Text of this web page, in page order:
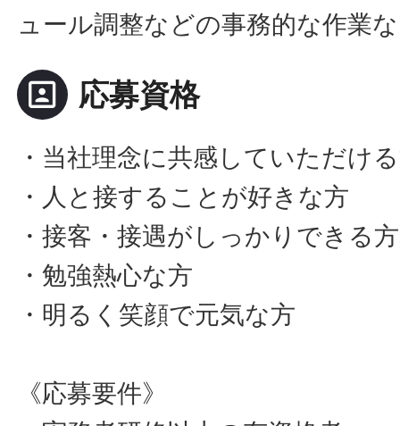
ュール調整などの事務的な作業
portrait 応募資格
・当社理念に共感していただけ
・人と接することが好きな方
・接客・接遇がしっかりできる方
・勉強熱心な方
・明るく笑顔で元気な方
《応募要件》